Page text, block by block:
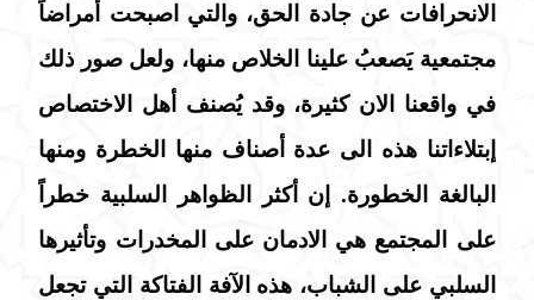
الانحرافات عن جادة الحق، والتي اصبحت أمراضاً
مجتمعية يَصعبُ علينا الخلاص منها، ولعل صور ذلك
في واقعنا الان كثيرة، وقد يُصنف أهل الاختصاص
إبتلاءاتنا هذه الى عدة أصناف منها الخطرة ومنها
البالغة الخطورة. إن أكثر الظواهر السلبية خطراً
على المجتمع هي الادمان على المخدرات وتأثيرها
السلبي على الشباب، هذه الآفة الفتاكة التي تجعل